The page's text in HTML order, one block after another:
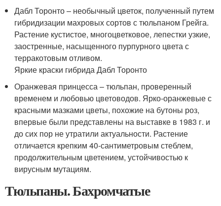
Дабл Торонто – необычный цветок, полученный путем
гибридизации махровых сортов с тюльпаном Грейга.
Растение кустистое, многоцветковое, лепестки узкие,
заостренные, насыщенного пурпурного цвета с
терракотовым отливом.
Яркие краски гибрида Дабл Торонто
Оранжевая принцесса – тюльпан, проверенный
временем и любовью цветоводов. Ярко-оранжевые с
красными мазками цветы, похожие на бутоны роз,
впервые были представлены на выставке в 1983 г. и
до сих пор не утратили актуальности. Растение
отличается крепким 40-сантиметровым стеблем,
продолжительным цветением, устойчивостью к
вирусным мутациям.
Тюльпаны. Бахромчатые